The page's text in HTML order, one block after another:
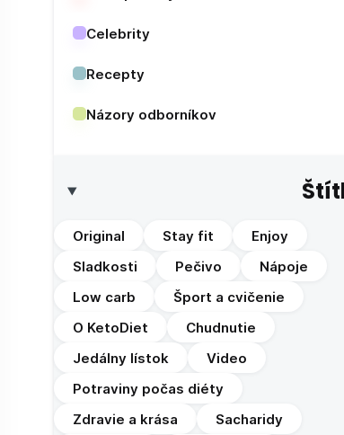
Celebrity
Recepty
Názory odborníkov
Original Stay fit
Enjoy
Sladkosti
Pečivo
Nápoje
Low carb
Šport a cvičenie
O KetoDiet
Chudnutie
Jedálny lístok
Video
Potraviny počas diéty
Zdravie a krása
Sacharidy